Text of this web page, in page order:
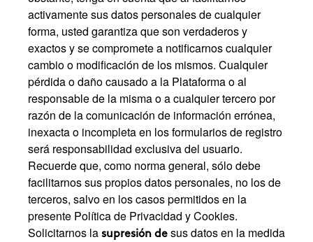
activamente sus datos personales de cualquier
forma, usted garantiza que son verdaderos y
exactos y se compromete a notificarnos cualquier
cambio o modificación de los mismos. Cualquier
pérdida o daño causado a la Plataforma o al
responsable de la misma o a cualquier tercero por
razón de la comunicación de información errónea,
inexacta o incompleta en los formularios de registro
será responsabilidad exclusiva del usuario.
Recuerde que, como norma general, sólo debe
facilitarnos sus propios datos personales, no los de
terceros, salvo en los casos permitidos en la
presente Política de Privacidad y Cookies.
Solicitarnos la supresión de sus datos en la medida